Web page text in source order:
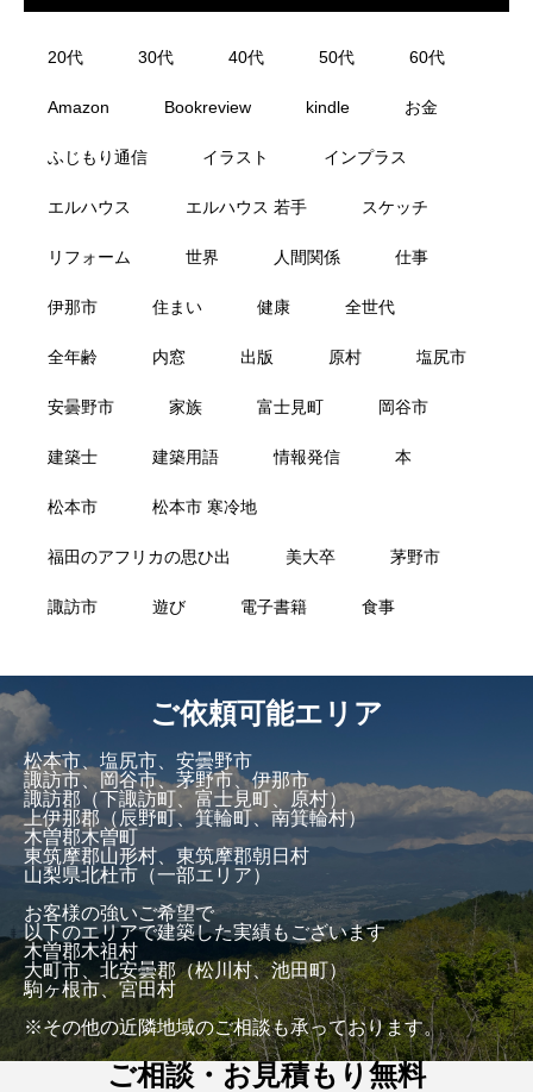
20代 30代 40代 50代 60代
Amazon Bookreview kindle お金
ふじもり通信 イラスト インプラス
エルハウス エルハウス 若手 スケッチ
リフォーム 世界 人間関係 仕事
伊那市 住まい 健康 全世代
全年齢 内窓 出版 原村 塩尻市
安曇野市 家族 富士見町 岡谷市
建築士 建築用語 情報発信 本
松本市 松本市 寒冷地
福田のアフリカの思ひ出 美大卒 茅野市
諏訪市 遊び 電子書籍 食事
ご依頼可能エリア
松本市、塩尻市、安曇野市
諏訪市、岡谷市、茅野市、伊那市
諏訪郡（下諏訪町、富士見町、原村）
上伊那郡（辰野町、箕輪町、南箕輪村）
木曽郡木曽町
東筑摩郡山形村、東筑摩郡朝日村
山梨県北杜市（一部エリア）
お客様の強いご希望で
以下のエリアで建築した実績もございます
木曽郡木祖村
大町市、北安曇郡（松川村、池田町）
駒ヶ根市、宮田村
※その他の近隣地域のご相談も承っております。
ご相談・お見積もり無料